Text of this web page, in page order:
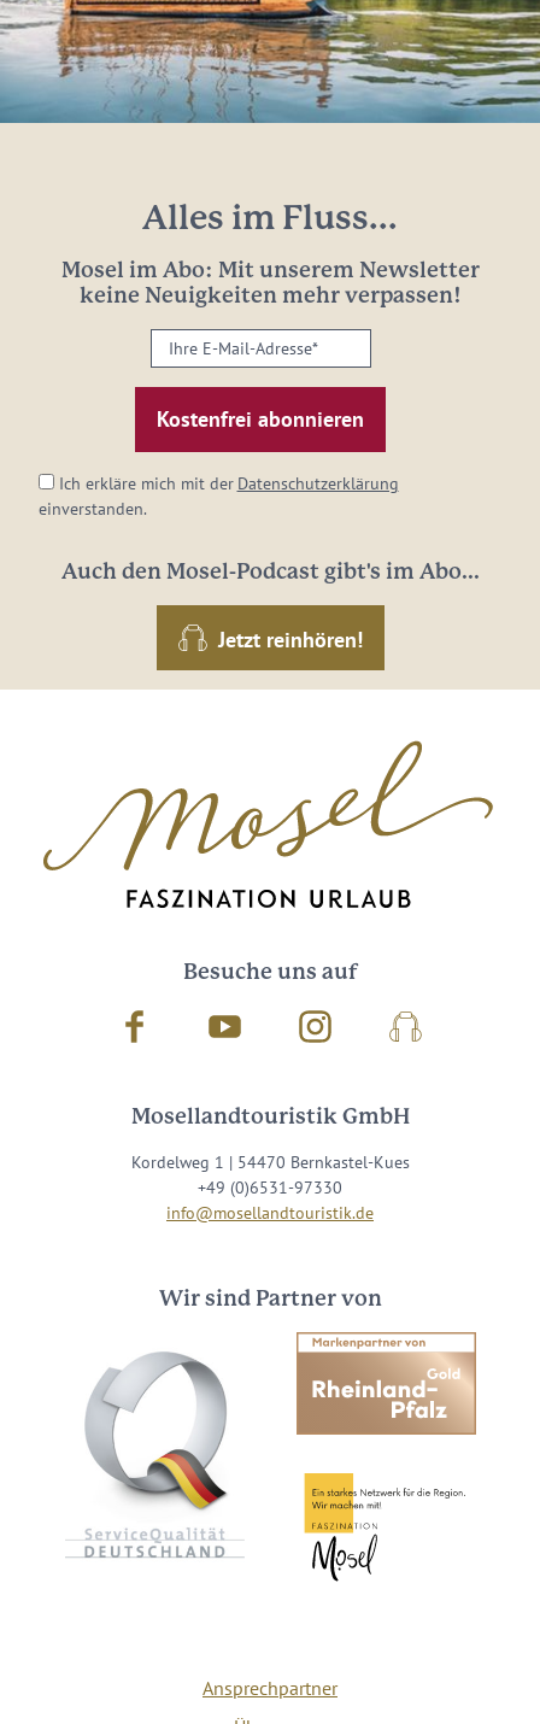
Alles im Fluss...
Mosel im Abo: Mit unserem Newsletter
keine Neuigkeiten mehr verpassen!
Ihre
E-
Mail-
Adresse:
Ich erkläre mich mit der Datenschutzerklärung
einverstanden.
Auch den Mosel-Podcast gibt's im Abo...
Jetzt reinhören!
Besuche uns auf
Facebook Youtube InstagramPodcast
Mosellandtouristik GmbH
Kordelweg 1 | 54470 Bernkastel-Kues
+49 (0)6531-97330
info@mosellandtouristik.de
Wir sind Partner von
Ansprechpartner